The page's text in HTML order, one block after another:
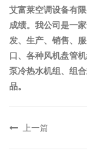
艾富莱空调设备有
成绩。我公司是一
发、生产、销售、
口、各种风机盘管
泵冷热水机组、组
品。
上一篇